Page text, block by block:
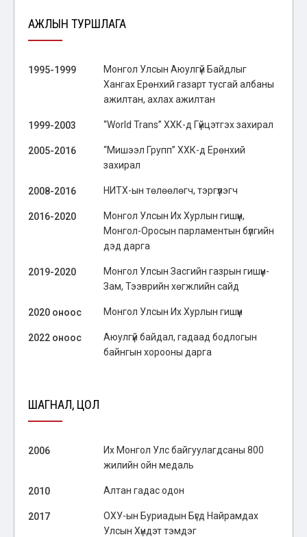
АЖЛЫН ТУРШЛАГА
1995-1999
Монгол Улсын Аюулгүй Байдлыг
Хангах Ерөнхий газарт тусгай албаны
ажилтан, ахлах ажилтан
1999-2003 “World Trans” ХХК-д Гүйцэтгэх захирал
2005-2016
“Мишээл Групп” ХХК-д Ерөнхий
захирал
2008-2016 НИТХ-ын төлөөлөгч, тэргүүлэгч
2016-2020
Монгол Улсын Их Хурлын гишүүн,
Монгол-Оросын парламентын бүлгийн
дэд дарга
2019-2020
Монгол Улсын Засгийн газрын гишүүн-
Зам, Тээврийн хөгжлийн сайд
2020 оноос Монгол Улсын Их Хурлын гишүүн
2022 оноос
Аюулгүй байдал, гадаад бодлогын
байнгын хорооны дарга
ШАГНАЛ, ЦОЛ
2006
Их Монгол Улс байгуулагдсаны 800
жилийн ойн медаль
2010 Алтан гадас одон
2017
ОХУ-ын Буриадын Бүгд Найрамдах
Улсын Хүндэт тэмдэг